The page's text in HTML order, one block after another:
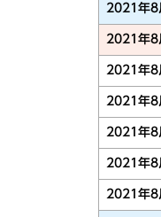
2021年8
2021年8
2021年8
2021年8
2021年8
2021年8
2021年8